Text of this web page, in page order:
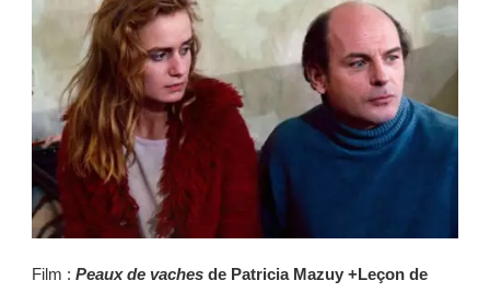
Film : Peaux de vaches de Patricia Mazuy +Leçon de